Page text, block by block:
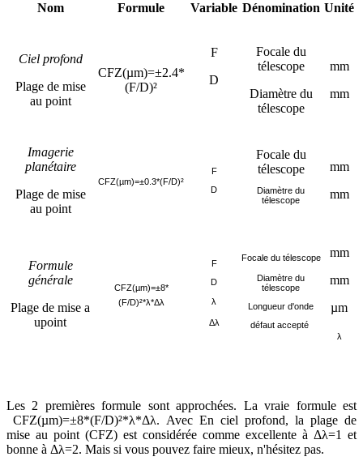
Nom Formule Variable Dénomination Unité
Ciel profond
Plage de mise
au point
CFZ(µm)=±2.4*
(F/D)²
F
D
Focale du
télescope
Diamètre du
télescope
mm
mm
Imagerie
planétaire
Plage de mise
au point
CFZ(µm)=±0.3*(F/D)²
F
D
Focale du
télescope
Diamètre du
télescope
mm
mm
Formule
générale
Plage de mise a
upoint
CFZ(µm)=±8*
(F/D)²*λ*Δλ
F
D
λ
Δλ
Focale du télescope
Diamètre du
télescope
Longueur d'onde
défaut accepté
mm
mm
µm
λ
Les 2 premières formule sont approchées. La vraie formule est
CFZ(µm)=±8*(F/D)²*λ*Δλ. Avec En ciel profond, la plage de
mise au point (CFZ) est considérée comme excellente à Δλ=1 et
bonne à Δλ=2. Mais si vous pouvez faire mieux, n'hésitez pas.